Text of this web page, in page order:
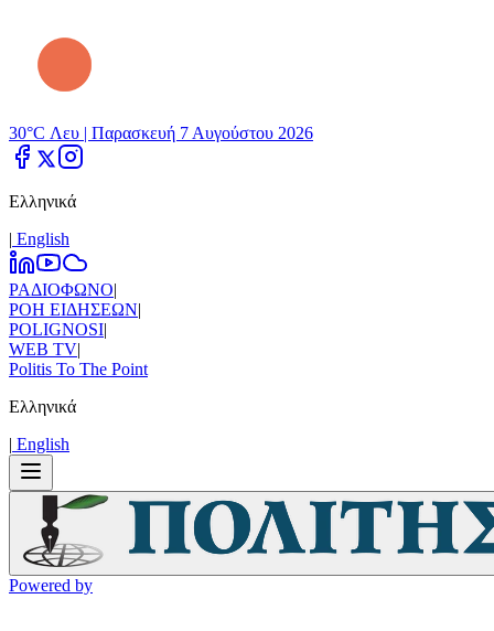
30°C Λευ | Παρασκευή 7 Αυγούστου 2026
Ελληνικά
| Εnglish
ΡΑΔΙΟΦΩΝΟ|
ΡΟΗ ΕΙΔΗΣΕΩΝ|
POLIGNOSI|
WEB TV|
Politis To The Point
Ελληνικά
| Εnglish
Powered by